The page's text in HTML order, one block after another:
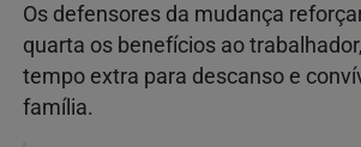
Os defensores da mudança
quarta os benefícios ao
tempo extra para descanso e
família.